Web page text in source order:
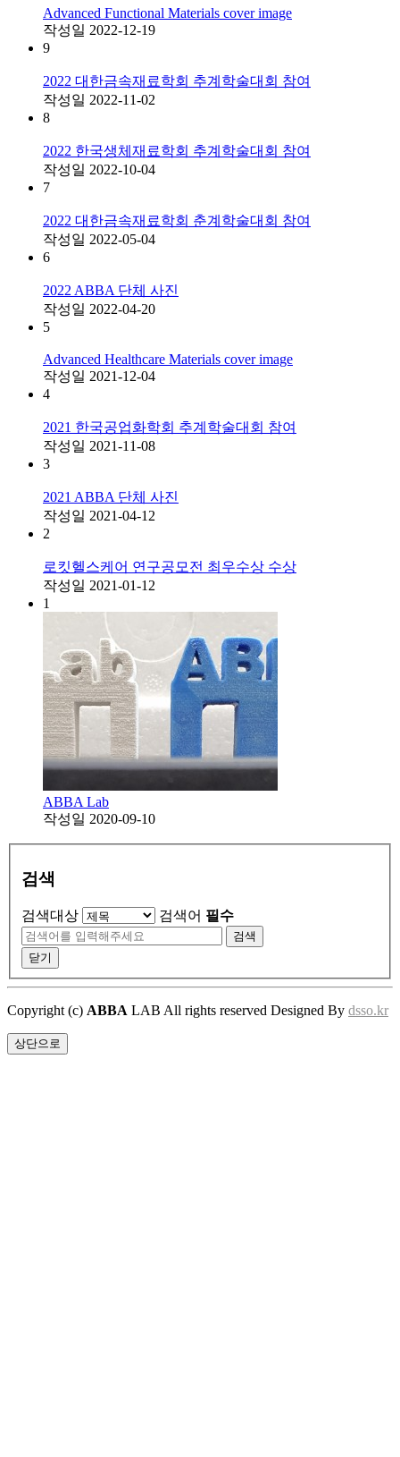
Advanced Functional Materials cover image
작성일 2022-12-19
9
2022 대한금속재료학회 추계학술대회 참여
작성일 2022-11-02
8
2022 한국생체재료학회 추계학술대회 참여
작성일 2022-10-04
7
2022 대한금속재료학회 춘계학술대회 참여
작성일 2022-05-04
6
2022 ABBA 단체 사진
작성일 2022-04-20
5
Advanced Healthcare Materials cover image
작성일 2021-12-04
4
2021 한국공업화학회 추계학술대회 참여
작성일 2021-11-08
3
2021 ABBA 단체 사진
작성일 2021-04-12
2
로킷헬스케어 연구공모전 최우수상 수상
작성일 2021-01-12
1
ABBA Lab
작성일 2020-09-10
검색
검색대상 검색어 필수
검색
닫기
Copyright (c) ABBA LAB All rights reserved Designed By dsso.kr
상단으로